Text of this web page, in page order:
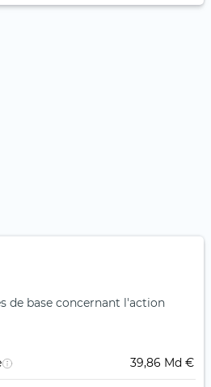
de base concernant l'action
39,86 Md €